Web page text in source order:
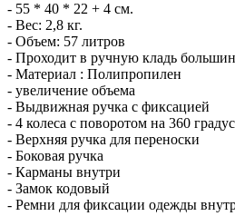
- 55 * 40 * 22 + 4 см.
- Вес: 2,8 кг.
- Объем: 57 литров
- Проходит в ручную кладь
- Материал : Полипропилен
- увеличение объема
- Выдвижная ручка с фиксацией
- 4 колеса с поворотом на 360
- Верхняя ручка для переноски
- Боковая ручка
- Карманы внутри
- Замок кодовый
- Ремни для фиксации одежды